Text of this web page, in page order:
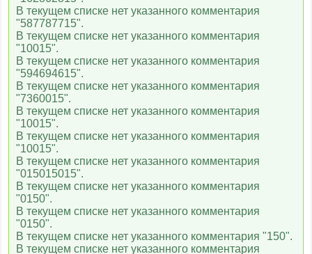
В текущем списке нет указанного комментария
"587787715".
В текущем списке нет указанного комментария
"10015".
В текущем списке нет указанного комментария
"594694615".
В текущем списке нет указанного комментария
"7360015".
В текущем списке нет указанного комментария
"10015".
В текущем списке нет указанного комментария
"10015".
В текущем списке нет указанного комментария
"015015015".
В текущем списке нет указанного комментария
"0150".
В текущем списке нет указанного комментария
"0150".
В текущем списке нет указанного комментария "150".
В текущем списке нет указанного комментария